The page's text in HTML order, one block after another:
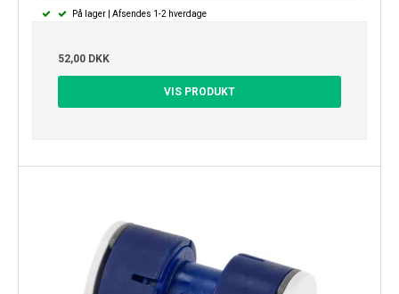
På lager | Afsendes 1-2 hverdage
52,00 DKK
VIS PRODUKT